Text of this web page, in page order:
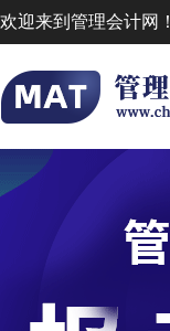
欢迎来到管理会计网！